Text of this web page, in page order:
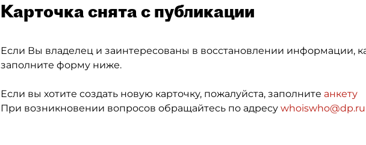
Карточка снята с публикации
Если Вы владелец и заинтересованы в восстановлении информации,
заполните форму ниже.
Если вы хотите создать новую карточку, пожалуйста, заполните анкету
При возникновении вопросов обращайтесь по адресу whoiswho@dp.ru